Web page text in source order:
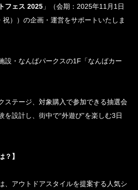
フェス 2025 」（会期：2025年11月1日
祝））の企画・運営をサポートいたしま
設・なんばパークスの1F「なんばカー
ステージ、対象購入で参加できる抽選会
を設計し、街中で“外遊び”を楽しむ3日
？】
、アウトドアスタイルを提案する人気シ